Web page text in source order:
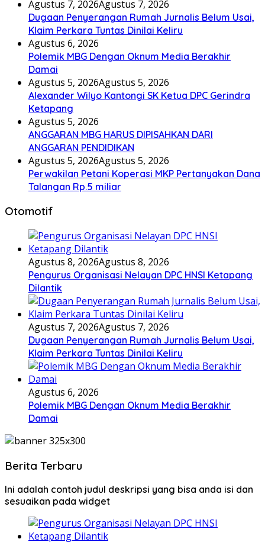
Agustus 7, 2026Agustus 7, 2026
Dugaan Penyerangan Rumah Jurnalis Belum Usai,
Klaim Perkara Tuntas Dinilai Keliru
Agustus 6, 2026
Polemik MBG Dengan Oknum Media Berakhir
Damai
Agustus 5, 2026Agustus 5, 2026
Alexander Wilyo Kantongi SK Ketua DPC Gerindra
Ketapang
Agustus 5, 2026
ANGGARAN MBG HARUS DIPISAHKAN DARI
ANGGARAN PENDIDIKAN
Agustus 5, 2026Agustus 5, 2026
Perwakilan Petani Koperasi MKP Pertanyakan Dana
Talangan Rp.5 miliar
Otomotif
Agustus 8, 2026Agustus 8, 2026
Pengurus Organisasi Nelayan DPC HNSI Ketapang
Dilantik
Agustus 7, 2026Agustus 7, 2026
Dugaan Penyerangan Rumah Jurnalis Belum Usai,
Klaim Perkara Tuntas Dinilai Keliru
Agustus 6, 2026
Polemik MBG Dengan Oknum Media Berakhir
Damai
Berita Terbaru
Ini adalah contoh judul deskripsi yang bisa anda isi dan
sesuaikan pada widget